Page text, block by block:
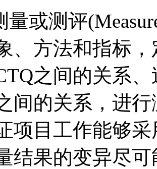
测评
、方法和指标
之间的关系
间的关系，进
项目工作能够
结果的变异尽